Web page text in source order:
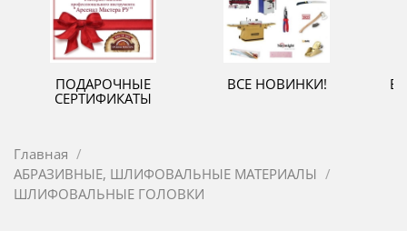
ПОДАРОЧНЫЕ
СЕРТИФИКАТЫ
ВСЕ НОВИНКИ!
Главная
АБРАЗИВНЫЕ, ШЛИФОВАЛЬНЫЕ МАТЕРИАЛЫ
ШЛИФОВАЛЬНЫЕ ГОЛОВКИ